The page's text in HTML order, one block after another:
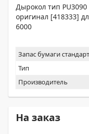
Дырокол тип PU3090
оригинал [418333]
6000
Запас бумаги
Тип
Производитель
На заказ